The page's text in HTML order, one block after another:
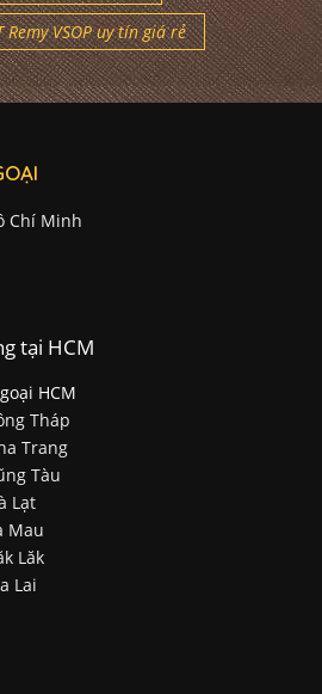
VSOP uy tín giá rẻ
Chí Minh
tại HCM
HCM
Tháp
Trang
Tàu
Lạt
Mau
Lăk
Lai